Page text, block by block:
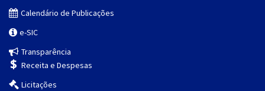
Calendário de Publicações
e-SIC
Transparência
Receita e Despesas
Licitações